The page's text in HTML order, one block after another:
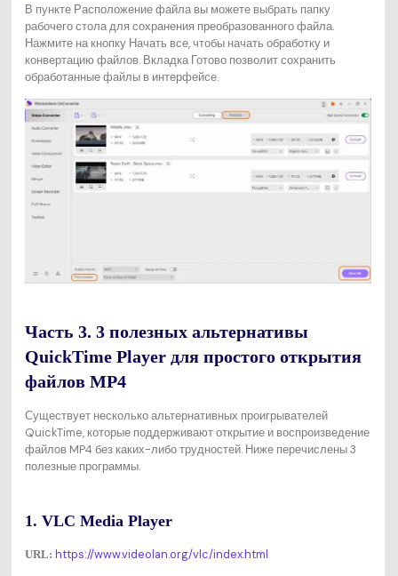
В пункте Расположение файла вы можете выбрать папку
рабочего стола для сохранения преобразованного файла.
Нажмите на кнопку Начать все, чтобы начать обработку и
конвертацию файлов. Вкладка Готово позволит сохранить
обработанные файлы в интерфейсе.
Часть 3. 3 полезных альтернативы
QuickTime Player для простого открытия
файлов MP4
Существует несколько альтернативных проигрывателей
QuickTime, которые поддерживают открытие и воспроизведение
файлов MP4 без каких-либо трудностей. Ниже перечислены 3
полезные программы.
1. VLC Media Player
URL: https://www.videolan.org/vlc/index.html